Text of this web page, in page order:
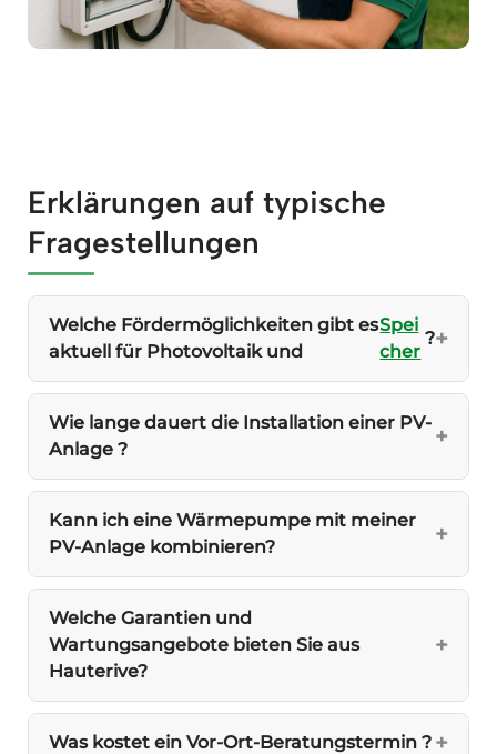
Erklärungen auf typische
Fragestellungen
Welche Fördermöglichkeiten gibt es
aktuell für Photovoltaik und
Spei
cher
?
Wie lange dauert die Installation einer PV-
Anlage ?
Kann ich eine Wärmepumpe mit meiner
PV-Anlage kombinieren?
Welche Garantien und
Wartungsangebote bieten Sie aus
Hauterive?
Was kostet ein Vor-Ort-Beratungstermin ?